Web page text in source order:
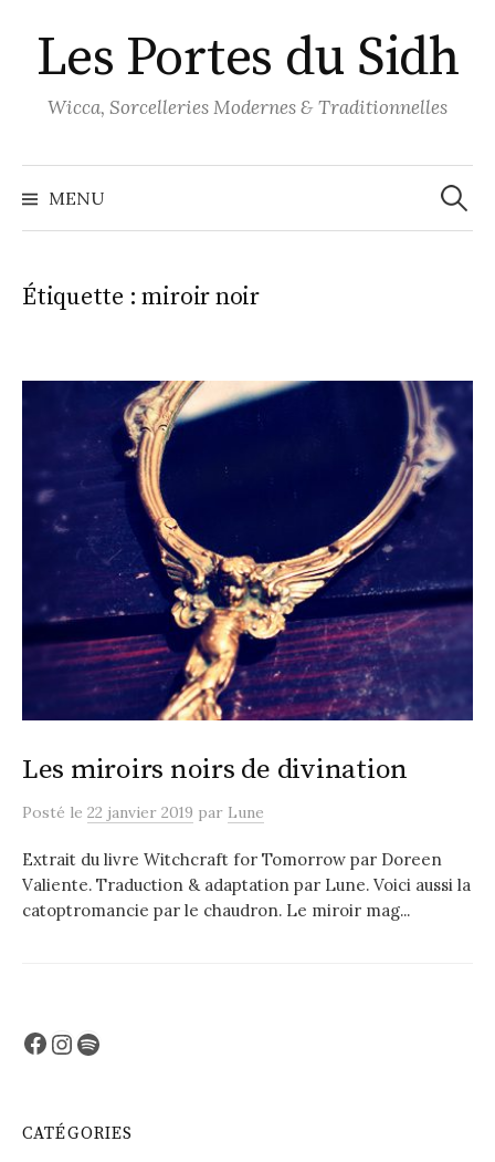
au
contenu
Les Portes du Sidh
Wicca, Sorcelleries Modernes & Traditionnelles
MENU
Étiquette :miroir noir
Les miroirs noirs de divination
Posté le 22 janvier 2019 par Lune
Extrait du livre Witchcraft for Tomorrow par Doreen
Valiente. Traduction & adaptation par Lune. Voici aussi la
catoptromancie par le chaudron. Le miroir mag...
Facebook
Instagram
Spotify
CATÉGORIES